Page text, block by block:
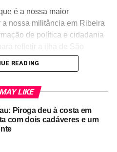
é a nossa maior
nossa militância em Ribeira
de política e cidadania
pensar “em sintonia” com
READING
LIKE
Piroga deu à costa em
com dois cadáveres e um